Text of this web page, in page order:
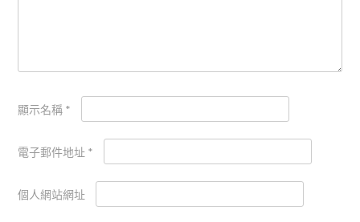
顯示名稱 *
電子郵件地址 *
個人網站網址